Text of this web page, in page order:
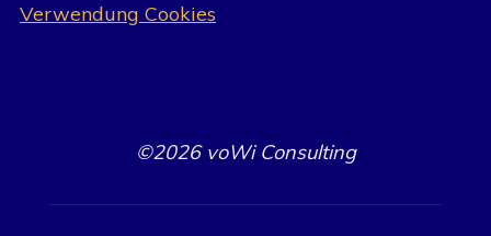
Verwendung Cookies
©2026 voWi Consulting